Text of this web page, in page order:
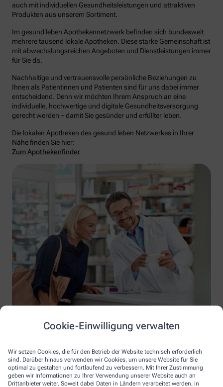
Cookie-Einwilligung verwalten
Wir setzen Cookies, die für den Betrieb der Website technisch erforderlich
sind. Darüber hinaus verwenden wir Cookies, um unsere Website für Sie
optimal zu gestalten und fortlaufend zu verbessern. Mit Ihrer Zustimmung
geben wir Informationen zu Ihrer Verwendung unserer Website auch an
Drittanbieter weiter. Soweit dabei Daten in Ländern verarbeitet werden, in
auch mit individuellen Gesundheitsleistungen und attraktiven
Produkten aus unserem Sortiment.
Im gesund leben Apothekennetzwerk befinden sich bundesweit
mehrere tausend lokale Apotheken. Diese starke Gemeinschaft ist
mit abwechslungsreichen Angeboten und Dienstleistungen immer
für Sie da.
Nachhaltige und vertrauensvolle persönliche Beziehungen zu
Ihnen als Patientinnen und Patienten sind für uns dabei immer
entscheidend. Denn wir möchten Ihrem Anspruch an eine
individuelle, hochwertige und digitale Gesundheitsversorgung
gerecht werden – damit Sie gesünder und erfüllter leben.
Die lokalen Apotheken des gesund leben Netzwerkes in Ihrer
Nähe finden Sie hier:
Zum Apothekenfinder